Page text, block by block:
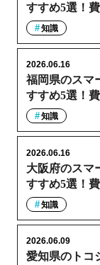
すすめ5選！
知識
福岡県のスマ
すすめ5選！
2026.06.16
知識
大阪府のスマ
すすめ5選！
2026.06.16
知識
愛知県のトコ
2026.06.09